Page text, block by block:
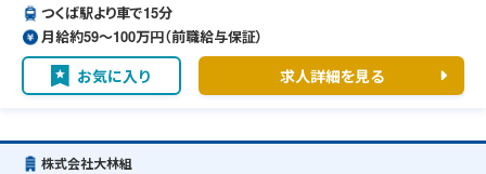
つくば駅より車で15分
月給約59〜100万円（前職給与保証）
お気に入り 求人詳細を見る
株式会社大林組